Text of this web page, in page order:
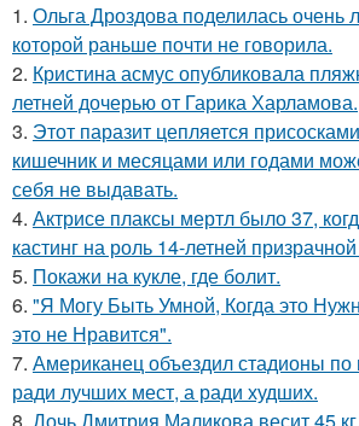
1. Ольга Дроздова поделилась очень
которой раньше почти не говорила.
2. Кристина асмус опубликовала
летней дочерью от Гарика Харламова.
3. Этот паразит цепляется
кишечник и месяцами или годами
себя не выдавать.
4. Актрисе плаксы мертл было 37,
кастинг на роль 14-летней
5. Покажи на кукле, где болит.
6. "Я Могу Быть Умной, Когда это
это не Нравится".
7. Американец объездил стадионы
ради лучших мест, а ради худших.